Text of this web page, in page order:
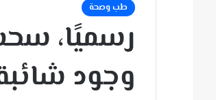
طب وصحة
رسميًا،
وجود